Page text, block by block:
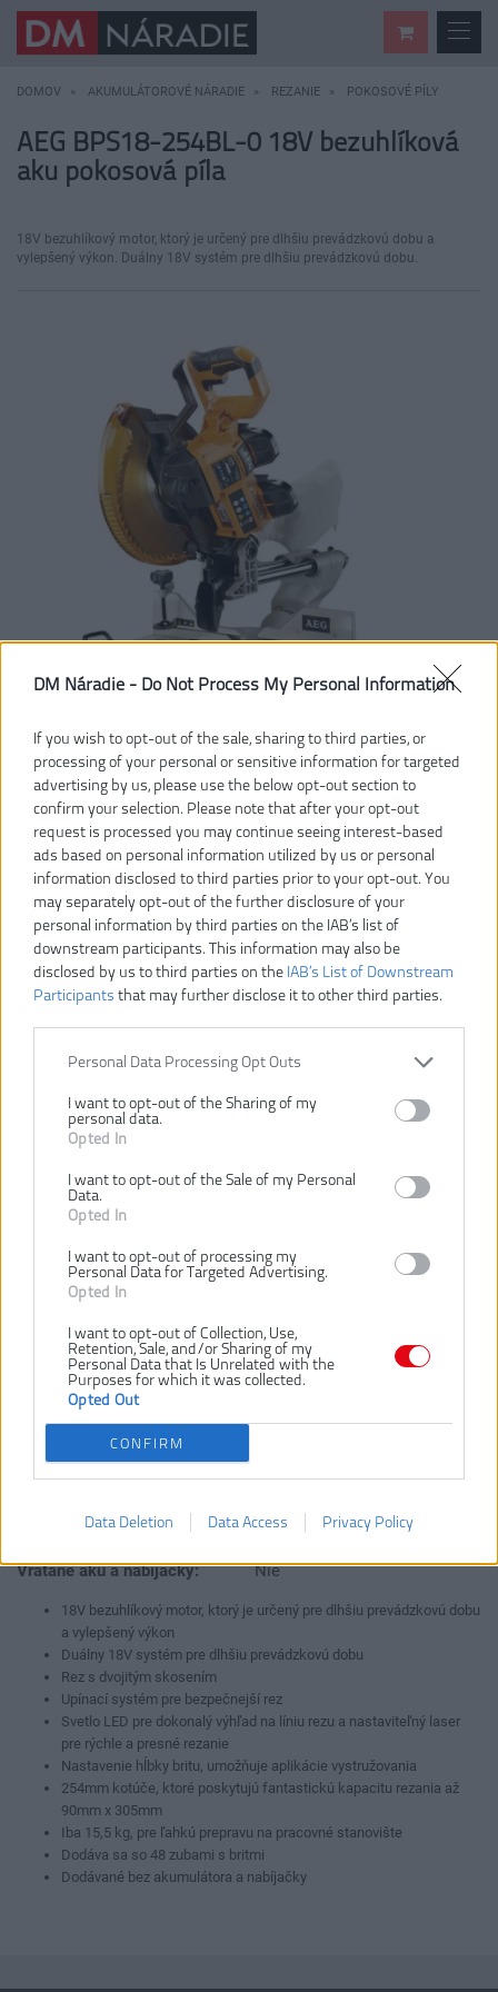
DM Náradie - Do Not Process My Personal Information
If you wish to opt-out of the sale, sharing to third parties, or
processing of your personal or sensitive information for targeted
advertising by us, please use the below opt-out section to
confirm your selection. Please note that after your opt-out
request is processed you may continue seeing interest-based
ads based on personal information utilized by us or personal
information disclosed to third parties prior to your opt-out. You
may separately opt-out of the further disclosure of your
personal information by third parties on the IAB’s list of
downstream participants. This information may also be
disclosed by us to third parties on the IAB’s List of Downstream
Participants that may further disclose it to other third parties.
Personal Data Processing Opt Outs
I want to opt-out of the Sharing of my
personal data.
Opted In
I want to opt-out of the Sale of my Personal
Data.
Opted In
I want to opt-out of processing my
Personal Data for Targeted Advertising.
Opted In
I want to opt-out of Collection, Use,
Retention, Sale, and/or Sharing of my
Personal Data that Is Unrelated with the
Purposes for which it was collected.
Opted Out
CONFIRM
Data Deletion Data Access Privacy Policy
DOMOV AKUMULÁTOROVÉ NÁRADIE REZANIE POKOSOVÉ PÍLY
AEG BPS18-254BL-0 18V bezuhlíková
aku pokosová píla
18V bezuhlíkový motor, ktorý je určený pre dlhšiu prevádzkovú dobu a
vylepšený výkon. Duálny 18V systém pre dlhšiu prevádzkovú dobu.
627,30 € 697,00 € -10%
Dostupnosť: DODANIE DO 5-8 DNÍ
VLOŽIŤ DO KOŠÍKA
Číslo produktu:
BPS18-254BL-0
Výrobca:
AEG
EAN kód:
4058546009977
Záruka:
Hmotnosť vrátane aku:
16.3 kg
Kapacita pokosu do ľava:
Áno
Max. hĺbka rezania:
Max. hĺbka rezania pri 45°:
Max. kap. rezania pokusu 45°/
úkosu 45°:
39 x 215 mm
Max. kapacita krížového rezu
0-45°:
Napätie:
Otáčky bez zaťaženia:
3900 ot/m
Priemer kotúča:
254 mm
Vrátane aku a nabíjačky:
Nie
18V bezuhlíkový motor, ktorý je určený pre dlhšiu prevádzkovú dobu
a vylepšený výkon
Duálny 18V systém pre dlhšiu prevádzkovú dobu
Rez s dvojitým skosením
Upínací systém pre bezpečnejší rez
Svetlo LED pre dokonalý výhľad na líniu rezu a nastaviteľný laser
pre rýchle a presné rezanie
Nastavenie hĺbky britu, umožňuje aplikácie vystružovania
254mm kotúče, ktoré poskytujú fantastickú kapacitu rezania až
90mm x 305mm
Iba 15,5 kg, pre ľahkú prepravu na pracovné stanovište
Dodáva sa so 48 zubami s britmi
Dodávané bez akumulátora a nabíjačky